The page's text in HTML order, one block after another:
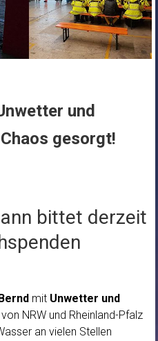
und
gesorgt!
bittet derzeit
mit Unwetter und
NRW und Rheinland-Pfalz
an vielen Stellen